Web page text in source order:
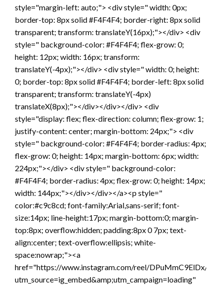
style="margin-left: auto;"> <div style=" width: 0px;
border-top: 8px solid #F4F4F4; border-right: 8px solid
transparent; transform: translateY(16px);"></div> <div
style=" background-color: #F4F4F4; flex-grow: 0;
height: 12px; width: 16px; transform:
translateY(-4px);"></div> <div style=" width: 0; height:
0; border-top: 8px solid #F4F4F4; border-left: 8px solid
transparent; transform: translateY(-4px)
translateX(8px);"></div></div></div> <div
style="display: flex; flex-direction: column; flex-grow: 1;
justify-content: center; margin-bottom: 24px;"> <div
style=" background-color: #F4F4F4; border-radius: 4px;
flex-grow: 0; height: 14px; margin-bottom: 6px; width:
224px;"></div> <div style=" background-color:
#F4F4F4; border-radius: 4px; flex-grow: 0; height: 14px;
width: 144px;"></div></div></a><p style="
color:#c9c8cd; font-family:Arial,sans-serif; font-
size:14px; line-height:17px; margin-bottom:0; margin-
top:8px; overflow:hidden; padding:8px 0 7px; text-
align:center; text-overflow:ellipsis; white-
space:nowrap;"><a
href="https://www.instagram.com/reel/DPuMmC9ElDx/?
utm_source=ig_embed&amp;utm_campaign=loading"